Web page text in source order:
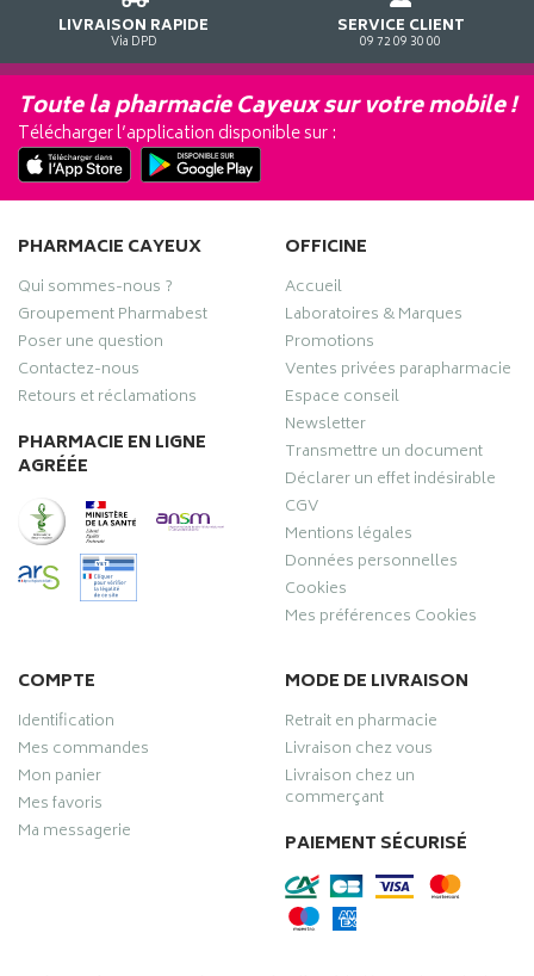
LIVRAISON RAPIDE
Via DPD
SERVICE CLIENT
09 72 09 30 00
Toute la pharmacie Cayeux sur votre mobile !
Télécharger l’application disponible sur :
PHARMACIE CAYEUX
Qui sommes-nous ?
Groupement Pharmabest
Poser une question
Contactez-nous
Retours et réclamations
PHARMACIE EN LIGNE
AGRÉÉE
OFFICINE
Accueil
Laboratoires & Marques
Promotions
Ventes privées parapharmacie
Espace conseil
Newsletter
Transmettre un document
Déclarer un effet indésirable
CGV
Mentions légales
Données personnelles
Cookies
Mes préférences Cookies
COMPTE
Identification
Mes commandes
Mon panier
Mes favoris
Ma messagerie
MODE DE LIVRAISON
Retrait en pharmacie
Livraison chez vous
Livraison chez un
commerçant
PAIEMENT SÉCURISÉ